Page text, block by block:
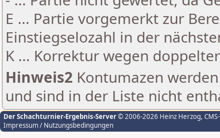
E ... Partie vorgemerkt zur
Einstiegselozahl in der
K ... Korrektur wegen
Hinweis2 Kontumazen
und sind in der Liste nicht
Der Schachturnier-Ergebnis-Server© 2006-2026 Heinz Herzog,
Impressum / Nutzungsbedingungen